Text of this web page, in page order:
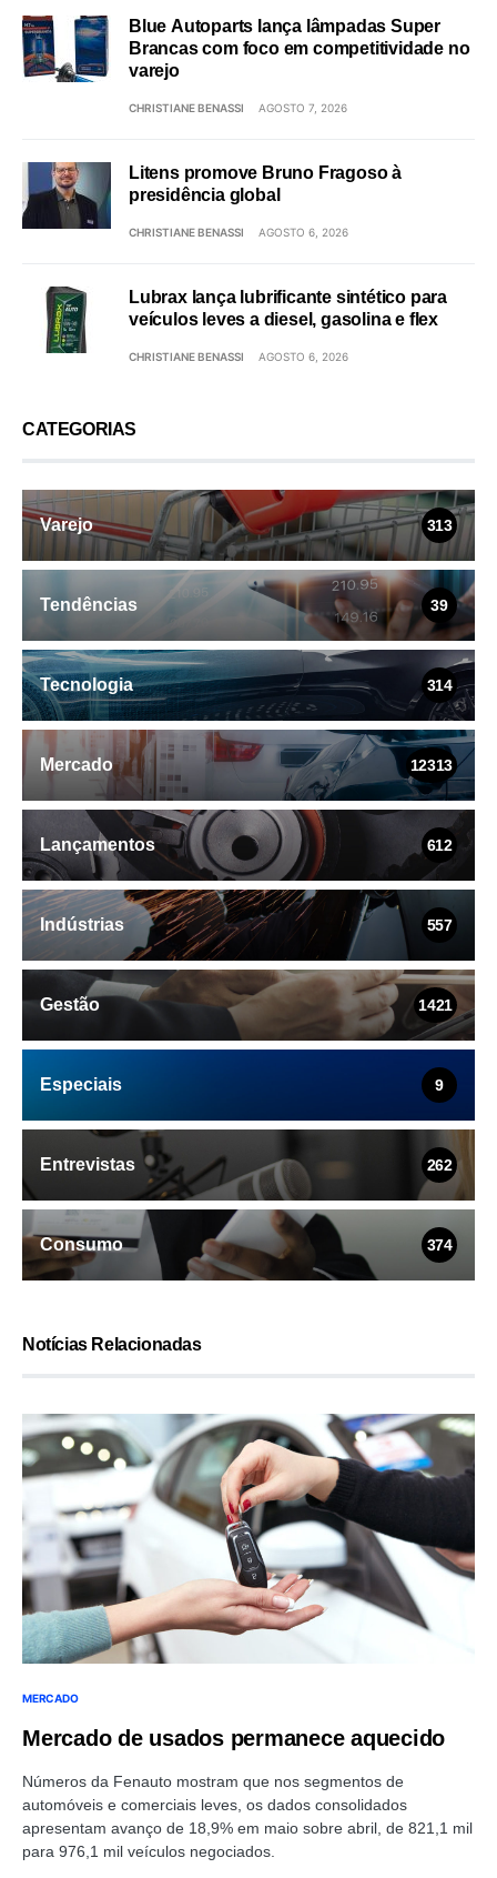
Blue Autoparts lança lâmpadas Super
Brancas com foco em competitividade no
varejo
CHRISTIANE BENASSI AGOSTO 7, 2026
Litens promove Bruno Fragoso à
presidência global
CHRISTIANE BENASSI AGOSTO 6, 2026
Lubrax lança lubrificante sintético para
veículos leves a diesel, gasolina e flex
CHRISTIANE BENASSI AGOSTO 6, 2026
CATEGORIAS
Varejo 313
Tendências 39
Tecnologia 314
Mercado 12313
Lançamentos 612
Indústrias 557
Gestão 1421
Especiais 9
Entrevistas 262
Consumo 374
Notícias Relacionadas
MERCADO
Mercado de usados permanece aquecido
Números da Fenauto mostram que nos segmentos de
automóveis e comerciais leves, os dados consolidados
apresentam avanço de 18,9% em maio sobre abril, de 821,1 mil
para 976,1 mil veículos negociados.